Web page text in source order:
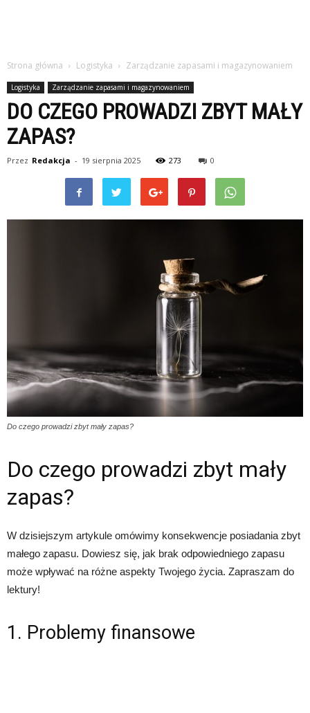
Strona główna Logistyka Zarządzanie zapasami i magazynowaniem
Logistyka Zarządzanie zapasami i magazynowaniem
DO CZEGO PROWADZI ZBYT MAŁY
ZAPAS?
Przez Redakcja - 19 sierpnia 2025 273 0
Do czego prowadzi zbyt mały zapas?
Do czego prowadzi zbyt mały
zapas?
W dzisiejszym artykule omówimy konsekwencje posiadania zbyt
małego zapasu. Dowiesz się, jak brak odpowiedniego zapasu
może wpływać na różne aspekty Twojego życia. Zapraszam do
lektury!
1. Problemy finansowe